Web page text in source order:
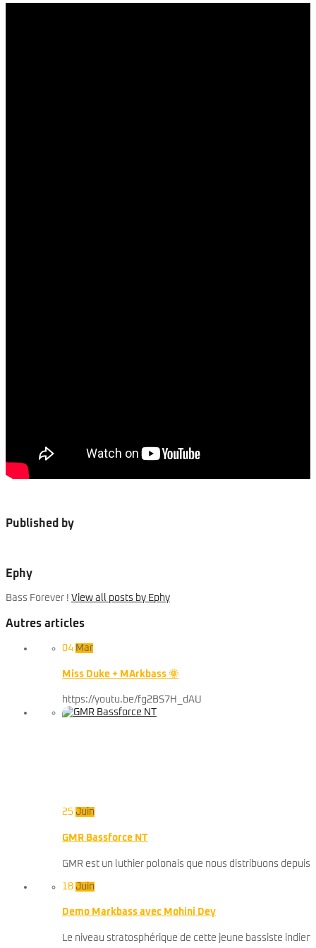
Published by
Ephy
Bass Forever ! View all posts by Ephy
Autres articles
04 Mar
Miss Duke + MArkbass 🌞
https://youtu.be/fg2BS7H_dAU
25 Juin
GMR Bassforce NT
GMR est un luthier polonais que nous distribuons
18 Juin
Demo Markbass avec Mohini Dey
Le niveau stratosphérique de cette jeune bassiste